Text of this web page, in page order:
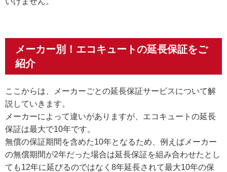
メーカー別！エコキュートの延長保証をご
紹介
ここからは、メーカーごとの延長保証サービスについて解
説していきます。
メーカーによって違いがありますが、エコキュートの延長
保証は最大で10年です。
無償の保証期間を含めた10年となるため、例えばメーカー
の無償期間が2年だった場合は延長保証を組み合わせたとし
ても12年に延びるのではなく8年延長されて最大10年の保